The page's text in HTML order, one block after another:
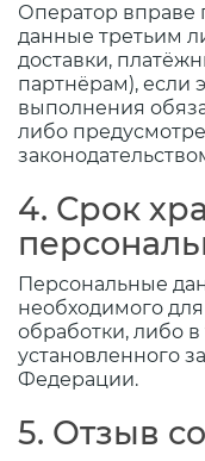
Оператор вправе
данные третьим
доставки,
партнёрам), если
выполнения
либо
4. Срок
Персональные
необходимого
обработки, либо в
установленного
Федерации.
5. Отзыв